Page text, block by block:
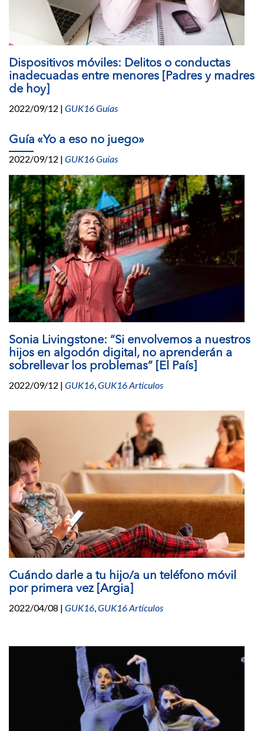
Dispositivos móviles: Delitos o conductas
inadecuadas entre menores [Padres y madres
de hoy]
2022/09/12 | GUK16 Guías
Guía «Yo a eso no juego»
2022/09/12 | GUK16 Guías
Sonia Livingstone: “Si envolvemos a nuestros
hijos en algodón digital, no aprenderán a
sobrellevar los problemas” [El País]
2022/09/12 | GUK16,GUK16 Artículos
Cuándo darle a tu hijo/a un teléfono móvil
por primera vez [Argia]
2022/04/08 | GUK16,GUK16 Artículos